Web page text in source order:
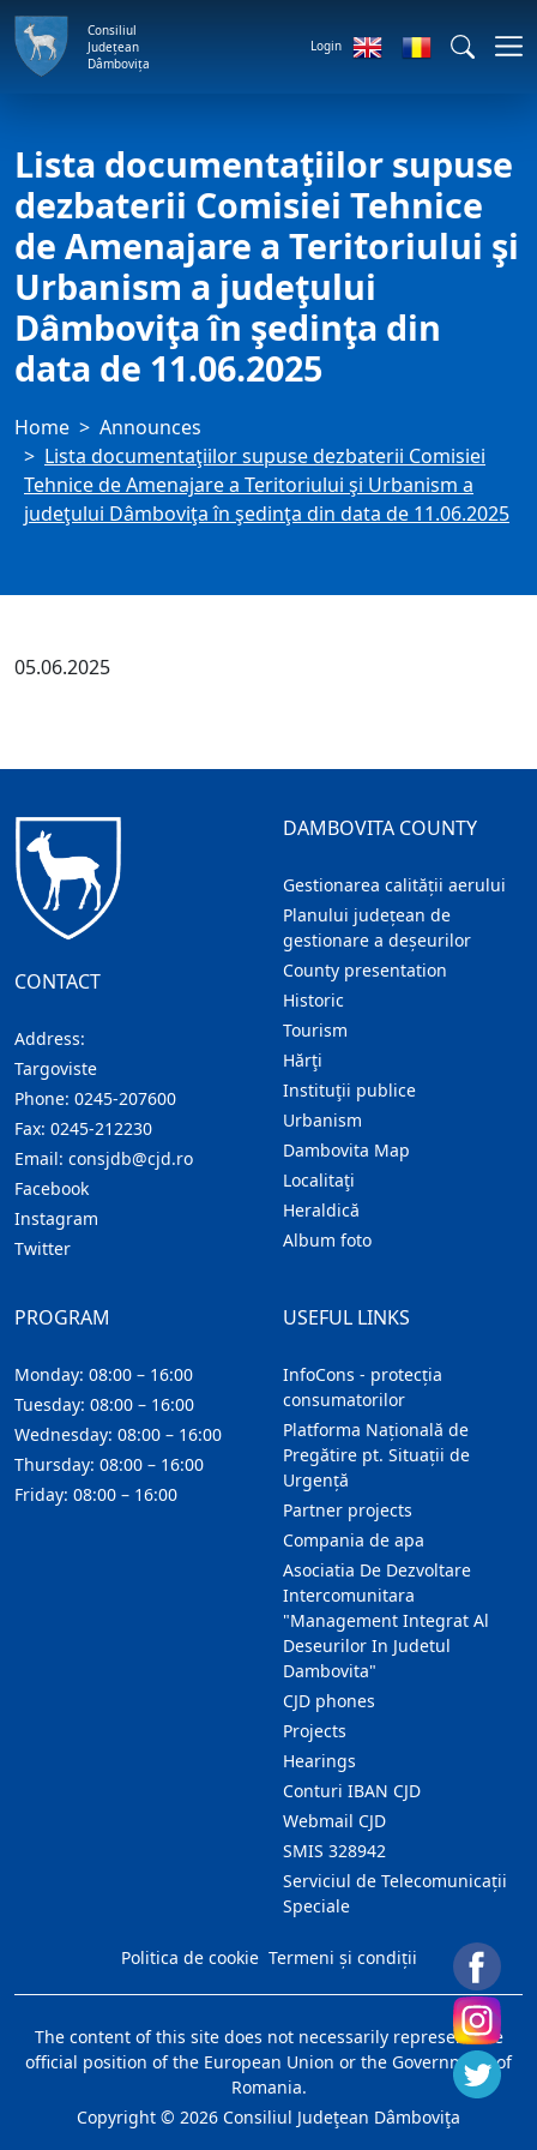
Consiliul
Județean
Dâmbovița
Login
Lista documentaţiilor supuse
dezbaterii Comisiei Tehnice
de Amenajare a Teritoriului şi
Urbanism a judeţului
Dâmboviţa în şedinţa din
data de 11.06.2025
Home
Announces
Lista documentaţiilor supuse dezbaterii Comisiei
Tehnice de Amenajare a Teritoriului şi Urbanism a
judeţului Dâmboviţa în şedinţa din data de 11.06.2025
05.06.2025
CONTACT
Address:
Targoviste
Phone: 0245-207600
Fax: 0245-212230
Email: consjdb@cjd.ro
Facebook
Instagram
Twitter
DAMBOVITA COUNTY
Gestionarea calității aerului
Planului județean de
gestionare a deșeurilor
County presentation
Historic
Tourism
Hărţi
Instituţii publice
Urbanism
Dambovita Map
Localitaţi
Heraldică
Album foto
USEFUL LINKS
InfoCons - protecția
consumatorilor
Platforma Națională de
Pregătire pt. Situații de
Urgență
Partner projects
Compania de apa
Asociatia De Dezvoltare
Intercomunitara
"Management Integrat Al
Deseurilor In Judetul
Dambovita"
CJD phones
Projects
Hearings
Conturi IBAN CJD
Webmail CJD
SMIS 328942
Serviciul de Telecomunicații
Speciale
PROGRAM
Monday: 08:00 – 16:00
Tuesday: 08:00 – 16:00
Wednesday: 08:00 – 16:00
Thursday: 08:00 – 16:00
Friday: 08:00 – 16:00
Politica de cookie Termeni și condiții
The content of this site does not necessarily represent the
official position of the European Union or the Government of
Romania.
Copyright © 2026 Consiliul Judeţean Dâmboviţa